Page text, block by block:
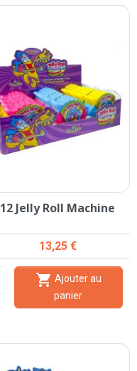
12 Jelly Roll Machine
Prix
13,25 €

panier